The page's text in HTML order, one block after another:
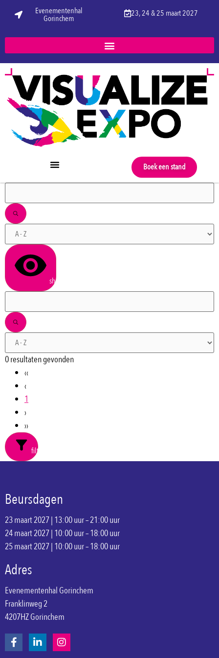
Evenementenhal
Gorinchem
23, 24 & 25 maart 2027
Boek een stand
FILTERS
show results
0 resultaten gevonden
‹‹
‹
1
›
››
filters
Beursdagen
23 maart 2027 | 13:00 uur – 21:00 uur
24 maart 2027 | 10:00 uur – 18:00 uur
25 maart 2027 | 10:00 uur – 18:00 uur
Adres
Evenementenhal Gorinchem
Franklinweg 2
4207HZ Gorinchem